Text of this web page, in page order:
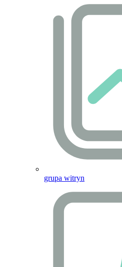
grupa witryn